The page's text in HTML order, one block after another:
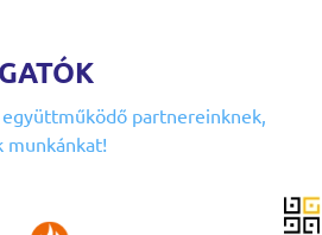
együttműködő partnereinknek,
munkánkat!